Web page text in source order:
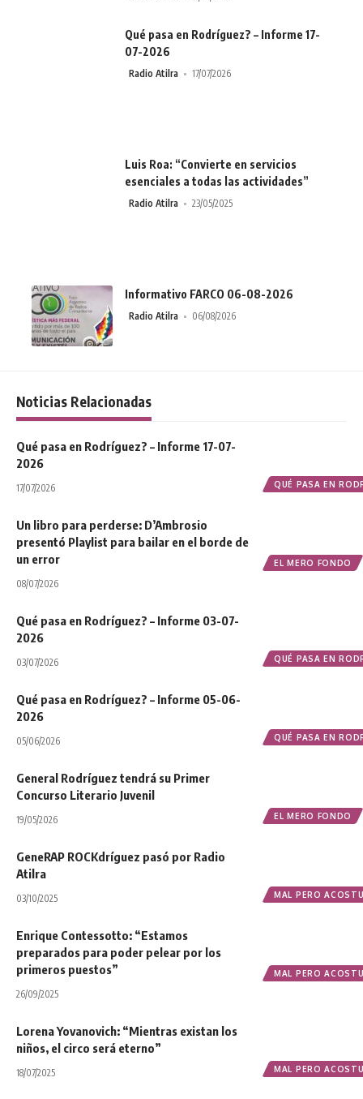
Qué pasa en Rodríguez? – Informe 17-
07-2026
Radio Atilra 17/07/2026
Luis Roa: “Convierte en servicios
esenciales a todas las actividades”
Radio Atilra 23/05/2025
Informativo FARCO 06-08-2026
Radio Atilra 06/08/2026
Noticias Relacionadas
QUÉ PASA EN
Qué pasa en Rodríguez? – Informe 17-07-
2026
17/07/2026
EL MERO FONDO
Un libro para perderse: D’Ambrosio
presentó Playlist para bailar en el borde de
un error
08/07/2026
QUÉ PASA EN
Qué pasa en Rodríguez? – Informe 03-07-
2026
03/07/2026
QUÉ PASA EN
Qué pasa en Rodríguez? – Informe 05-06-
2026
05/06/2026
EL MERO FONDO
General Rodríguez tendrá su Primer
Concurso Literario Juvenil
19/05/2026
MAL PERO
GeneRAP ROCKdríguez pasó por Radio
Atilra
03/10/2025
MAL PERO
Enrique Contessotto: “Estamos
preparados para poder pelear por los
primeros puestos”
26/09/2025
MAL PERO
Lorena Yovanovich: “Mientras existan los
niños, el circo será eterno”
18/07/2025